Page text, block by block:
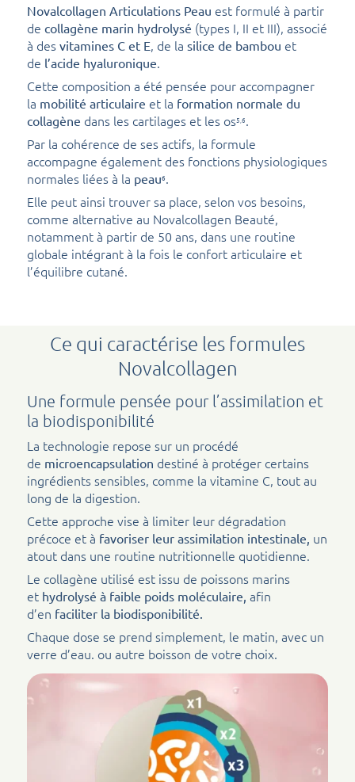
Novalcollagen Articulations Peau est formulé à partir
de collagène marin hydrolysé (types I, II et III), associé
à des vitamines C et E, de la silice de bambou et
de l’acide hyaluronique.
Cette composition a été pensée pour accompagner
la mobilité articulaire et la formation normale du
collagène dans les cartilages et les os5,6.
Par la cohérence de ses actifs, la formule
accompagne également des fonctions physiologiques
normales liées à la peau6.
Elle peut ainsi trouver sa place, selon vos besoins,
comme alternative au Novalcollagen Beauté,
notamment à partir de 50 ans, dans une routine
globale intégrant à la fois le confort articulaire et
l’équilibre cutané.
Ce qui caractérise les formules
Novalcollagen
Une formule pensée pour l’assimilation et
la biodisponibilité
La technologie repose sur un procédé
de microencapsulation destiné à protéger certains
ingrédients sensibles, comme la vitamine C, tout au
long de la digestion.
Cette approche vise à limiter leur dégradation
précoce et à favoriser leur assimilation intestinale, un
atout dans une routine nutritionnelle quotidienne.
Le collagène utilisé est issu de poissons marins
et hydrolysé à faible poids moléculaire, afin
d’en faciliter la biodisponibilité.
Chaque dose se prend simplement, le matin, avec un
verre d’eau. ou autre boisson de votre choix.